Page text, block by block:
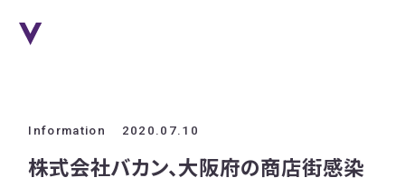
Information 2020.07.10
株式会社バカン、大阪府の商店街感染